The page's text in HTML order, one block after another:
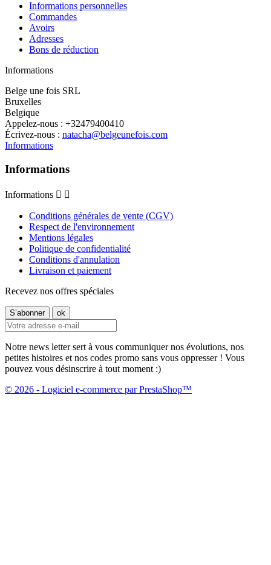
Informations personnelles
Commandes
Avoirs
Adresses
Bons de réduction
Informations
Belge une fois SRL
Bruxelles
Belgique
Appelez-nous : +32479400410
Écrivez-nous : natacha@belgeunefois.com
Informations
Informations
Informations  
Conditions générales de vente (CGV)
Respect de l'environnement
Mentions légales
Politique de confidentialité
Conditions d'annulation
Livraison et paiement
Recevez nos offres spéciales
Notre news letter sert à vous communiquer nos évolutions, nos
petites histoires et nos codes promo sans vous oppresser ! Vous
pouvez vous désinscrire à tout moment :)
© 2026 - Logiciel e-commerce par PrestaShop™